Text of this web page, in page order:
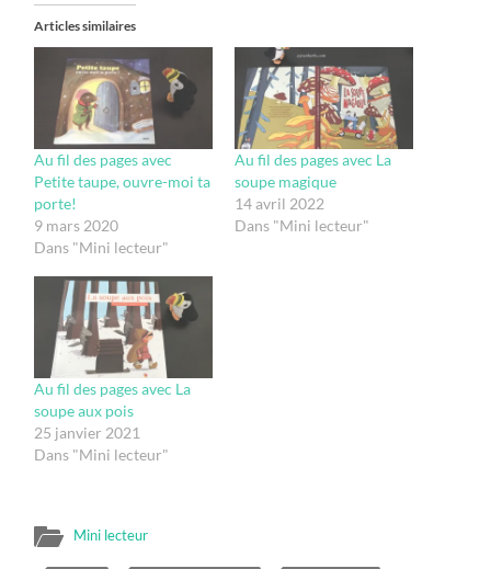
Articles similaires
Au fil des pages avec
Petite taupe, ouvre-moi ta
porte!
9 mars 2020
Dans "Mini lecteur"
Au fil des pages avec La
soupe magique
14 avril 2022
Dans "Mini lecteur"
Au fil des pages avec La
soupe aux pois
25 janvier 2021
Dans "Mini lecteur"
Mini lecteur